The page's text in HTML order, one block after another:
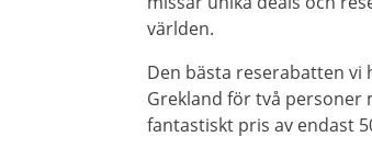
världen.
Den bästa reserabatten vi
Grekland för två
fantastiskt pris av endast